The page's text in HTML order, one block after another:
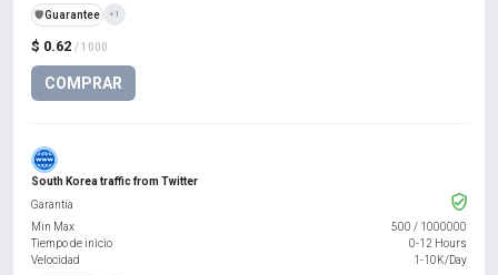
$ 0.62 / 1000
COMPRAR
️🛡️Guarantee +1
South Korea traffic from Twitter
Garantía
Min Max
500 / 1000000
Tiempo de inicio
0-12 Hours
Velocidad
1-10K/Day